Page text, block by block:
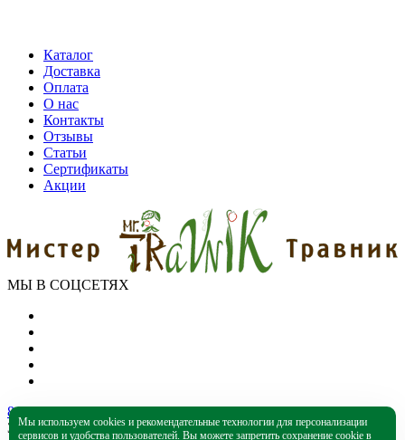
Каталог
Доставка
Оплата
О нас
Контакты
Отзывы
Статьи
Сертификаты
Акции
МЫ В СОЦСЕТЯХ
8 (800) 550-39-79
Звонок бесплатный
Мы используем cookies и рекомендательные технологии для персонализации
сервисов и удобства пользователей. Вы можете запретить сохранение cookie в